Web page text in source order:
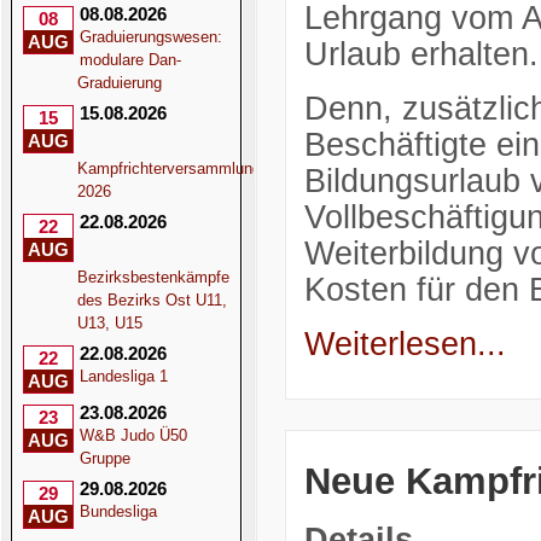
08
AUG
08.08.2026
Graduierungswesen:
modulare Dan-
Graduierung
15
AUG
15.08.2026
Kampfrichterversammlung
2026
22
AUG
22.08.2026
Bezirksbestenkämpfe
des Bezirks Ost U11,
U13, U15
22
AUG
22.08.2026
Landesliga 1
23
AUG
23.08.2026
W&B Judo Ü50
Gruppe
29
AUG
29.08.2026
Bundesliga
Lehrgang vom
Urlaub erhalten.
Denn,
Beschäftigte
Bildungsurlaub
Weiterbildung
Kosten für den
Weiterlesen...
Neue